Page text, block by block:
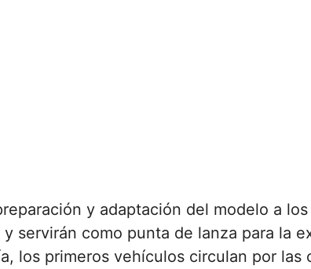
y adaptación del modelo a
servirán como punta de lanza para la
los primeros vehículos circulan por